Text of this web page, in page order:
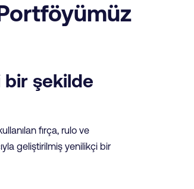
bir şekilde
fırça, rulo ve
geliştirilmiş yenilikçi bir